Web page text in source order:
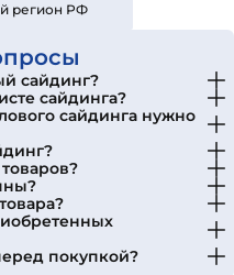
регион РФ
сайдинг?
сайдинга?
сайдинга нужно
покупкой?